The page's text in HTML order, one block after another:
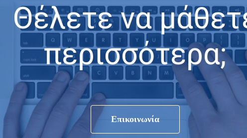
Θέλετε να
περισσότερα;
Επικοινωνία